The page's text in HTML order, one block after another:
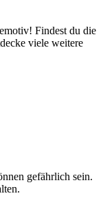
Findest du die
viele weitere
gefährlich sein.